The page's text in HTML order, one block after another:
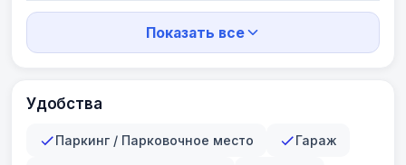
Показать все
Удобства
Паркинг / Парковочное место Гараж